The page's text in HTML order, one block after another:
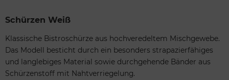
Schürzen Weiß
Klassische Bistroschürze aus hochveredeltem Mischgewebe.
Das Modell besticht durch ein besonders strapazierfähiges
und langlebiges Material sowie durchgehende Bänder aus
Schürzenstoff mit Nahtverriegelung.